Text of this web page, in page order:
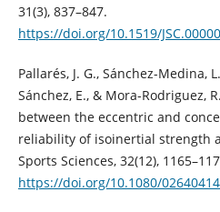
31(3), 837–847.
https://doi.org/10.1519/
Pallarés, J. G., Sánchez-Medina,
Sánchez, E., & Mora-Rodriguez,
between the eccentric and
reliability of isoinertial strength
Sports Sciences, 32(12),
https://doi.org/10.1080/